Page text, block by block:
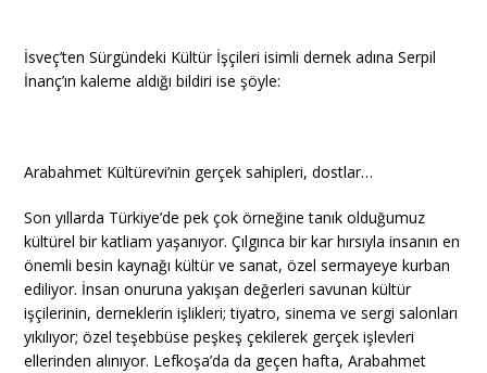
İsveç’ten Sürgündeki Kültür İşçileri isimli dernek adına Serpil
İnanç’ın kaleme aldığı bildiri ise şöyle:
Arabahmet Kültürevi’nin gerçek sahipleri, dostlar…
Son yıllarda Türkiye’de pek çok örneğine tanık olduğumuz
kültürel bir katliam yaşanıyor. Çılgınca bir kar hırsıyla insanın en
önemli besin kaynağı kültür ve sanat, özel sermayeye kurban
ediliyor. İnsan onuruna yakışan değerleri savunan kültür
işçilerinin, derneklerin işlikleri; tiyatro, sinema ve sergi salonları
yıkılıyor; özel teşebbüse peşkeş çekilerek gerçek işlevleri
ellerinden alınıyor. Lefkoşa’da da geçen hafta, Arabahmet